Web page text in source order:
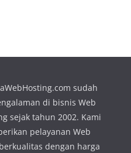
sudah
di bisnis Web
sejak tahun 2002. Kami
pelayanan Web
dengan harga